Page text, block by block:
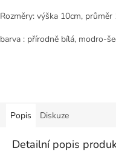
Rozměry: výška 10cm,
barva : přírodně bílá, modro-
Popis Diskuze
Detailní popis